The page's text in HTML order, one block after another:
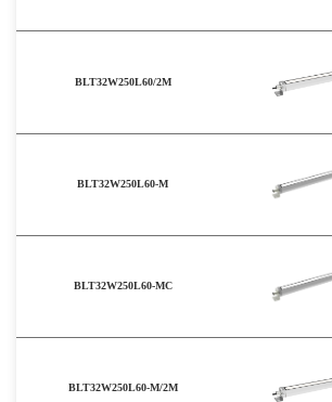
BLT32W250L60/2M
BLT32W250L60-M
BLT32W250L60-MC
BLT32W250L60-M/2M